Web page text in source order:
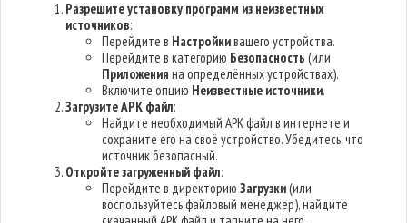
Разрешите установку программ из неизвестных
источников:
Перейдите в Настройкивашего устройства.
Перейдите в категорию Безопасность (или
Приложения на определённых устройствах).
Включите опцию Неизвестные источники.
Загрузите APK файл:
Найдите необходимый APK файл в интернете и
сохраните его на своё устройство. Убедитесь, что
источник безопасный.
Откройте загруженный файл:
Перейдите в директориюЗагрузки(или
воспользуйтесь файловый менеджер), найдите